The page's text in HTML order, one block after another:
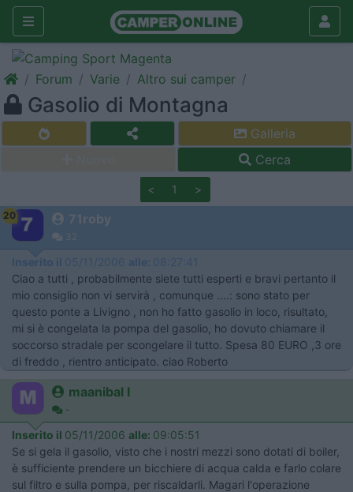
Forum Varie Altro sui camper
Gasolio di Montagna
Galleria
Cerca
< 1 >
20 71roby
32
Inserito il 05/11/2006 alle: 08:27:41
Ciao a tutti , probabilmente siete tutti esperti e bravi pertanto il
mio consiglio non vi servirà , comunque ....: sono stato per
questo ponte a Livigno , non ho fatto gasolio in loco, risultato,
mi si è congelata la pompa del gasolio, ho dovuto chiamare il
soccorso stradale per scongelare il tutto. Spesa 80 EURO ,3 ore
di freddo , rientro anticipato. ciao Roberto
maanibal I
-
Inserito il 05/11/2006 alle: 09:05:51
Se si gela il gasolio, visto che i nostri mezzi sono dotati di boiler,
è sufficiente prendere un bicchiere di acqua calda e farlo colare
sul filtro e sulla pompa, per riscaldarli. Magari l'operazione